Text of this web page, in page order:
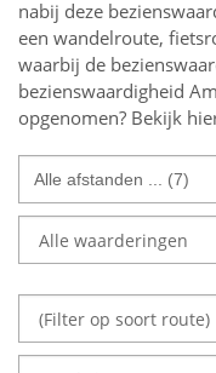
nabij deze
een wandelroute,
waarbij de
bezienswaardigheid
opgenomen? Bekijk
Alle afstanden ... (7)